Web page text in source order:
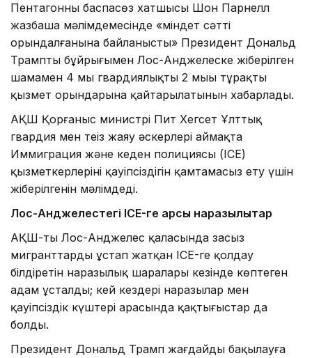
Пентагонның баспасөз хатшысы Шон Парнелл
жазбаша мәлімдемесінде «міндет сәтті
орындалғанына байланысты» Президент Дональд
Трамптың бұйрығымен Лос-Анджелеске жіберілген
шамамен 4 мың гвардиялықтың 2 мыңы тұрақты
қызмет орындарына қайтарылатынын хабарлады.
АҚШ Қорғаныс министрі Пит Хегсет Ұлттық
гвардия мен теңіз жаяу әскерлері аймақта
Иммиграция және кеден полициясы (ICE)
қызметкерлерінің қауіпсіздігін қамтамасыз ету үшін
жіберілгенін мәлімдеді.
Лос-Анджелестегі ICE-ге қарсы наразылықтар
АҚШ-тың Лос-Анджелес қаласында заңсыз
мигранттарды ұстап жатқан ICE-ге қолдау
білдіретін наразылық шаралары кезінде көптеген
адам ұсталды; кей кездері наразылар мен
қауіпсіздік күштері арасында қақтығыстар да
болды.
Президент Дональд Трамп жағдайды бақылауға